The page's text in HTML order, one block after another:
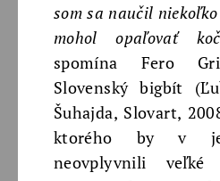
som sa naučil
mohol opaľovať
spomína Fero
Slovenský bigbít
Šuhajda, Slovart,
ktorého by v
neovplyvnili veľké